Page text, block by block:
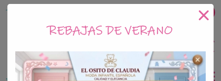
Tu tienda online de Moda Infantil
0€
REBAJAS DE VERANO